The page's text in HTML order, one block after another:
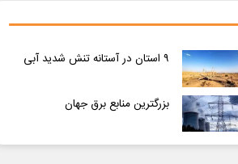
۹ استان در آستانه تنش شدید آبی
بزرگترین منابع برق جهان